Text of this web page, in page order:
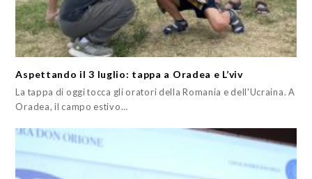
Aspettando il 3 luglio: tappa a Oradea e L’viv
La tappa di oggi tocca gli oratori della Romania e dell'Ucraina. A
Oradea, il campo estivo…